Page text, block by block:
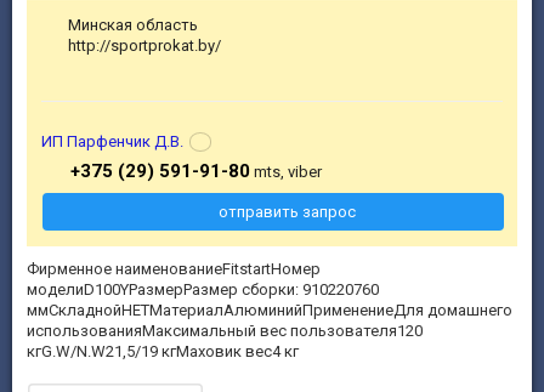
Фирменное наименованиеFitstartНомер
моделиD100YРазмерРазмер сборки: 910220760
ммСкладнойНЕТМатериалАлюминийПрименениеДля домашнего
использованияМаксимальный вес пользователя120
кгG.W/N.W21,5/19 кгМаховик вес4 кг
Минская область
http://sportprokat.by/
ИП Парфенчик Д.В.
+375 (29) 591-91-80mts, viber
отправить запрос